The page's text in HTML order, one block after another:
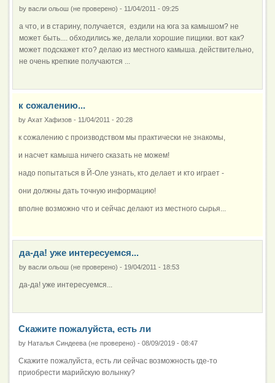
by васли ольош (не проверено) - 11/04/2011 - 09:25
а что, и в старину, получается, ездили на юга за камышом? не
может быть.... обходились же, делали хорошие пищики. вот как?
может подскажет кто? делаю из местного камыша. действительно,
не очень крепкие получаются ...
к сожалению...
by Ахат Хафизов - 11/04/2011 - 20:28
к сожалению с производством мы практически не знакомы,
и насчет камыша ничего сказать не можем!
надо попытаться в Й-Оле узнать, кто делает и кто играет -
они должны дать точную информацию!
вполне возможно что и сейчас делают из местного сырья...
да-да! уже интересуемся...
by васли ольош (не проверено) - 19/04/2011 - 18:53
да-да! уже интересуемся...
Скажите пожалуйста, есть ли
by Наталья Синдеева (не проверено) - 08/09/2019 - 08:47
Скажите пожалуйста, есть ли сейчас возможность где-то
приобрести марийскую волынку?